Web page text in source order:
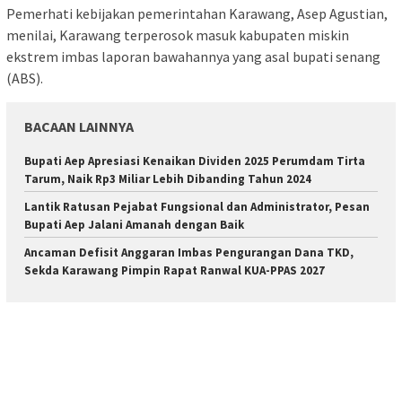
Pemerhati kebijakan pemerintahan Karawang, Asep Agustian,
menilai, Karawang terperosok masuk kabupaten miskin
ekstrem imbas laporan bawahannya yang asal bupati senang
(ABS).
BACAAN LAINNYA
Bupati Aep Apresiasi Kenaikan Dividen 2025 Perumdam Tirta
Tarum, Naik Rp3 Miliar Lebih Dibanding Tahun 2024
Lantik Ratusan Pejabat Fungsional dan Administrator, Pesan
Bupati Aep Jalani Amanah dengan Baik
Ancaman Defisit Anggaran Imbas Pengurangan Dana TKD,
Sekda Karawang Pimpin Rapat Ranwal KUA-PPAS 2027